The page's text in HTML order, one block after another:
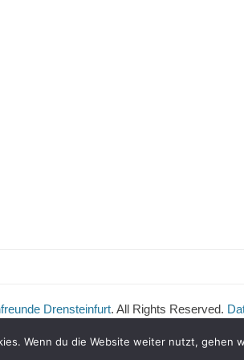
Drensteinfurt. All Rights Reserved.
Wenn du die Website weiter nutzt, gehen